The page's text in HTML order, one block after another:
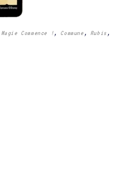
Commence !, Commune , Rubis ,